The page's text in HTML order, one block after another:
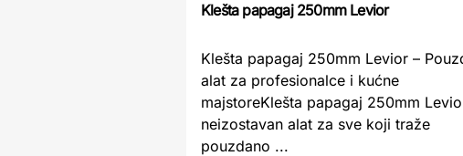
Klešta papagaj 250mm Levior
Klešta papagaj 250mm Levior –
alat za profesionalce i kućne
majstoreKlešta papagaj 250mm
neizostavan alat za sve koji traže
pouzdano ...